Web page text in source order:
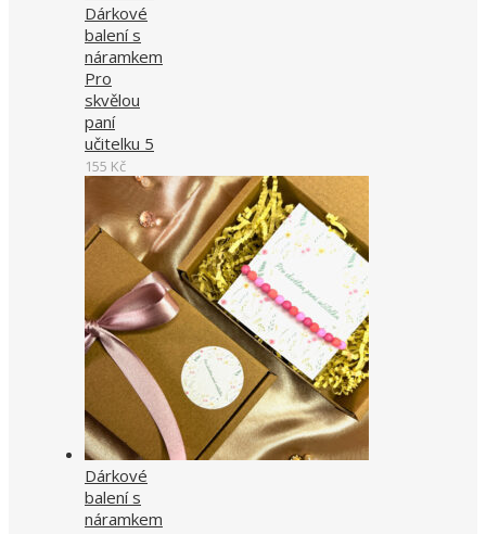
Dárkové
balení s
náramkem
Pro
skvělou
paní
učitelku 5
155 Kč
Dárkové
balení s
náramkem